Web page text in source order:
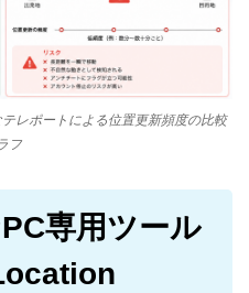
レポートによる位置更新頻度の比較
フ
専用ツール